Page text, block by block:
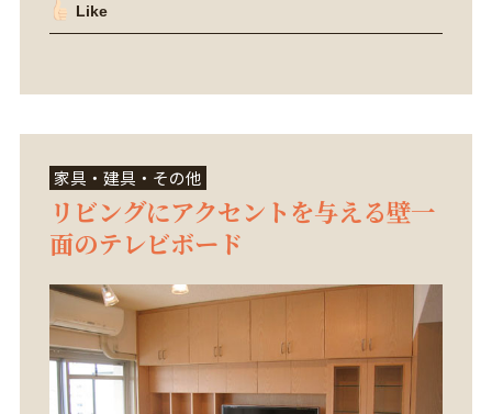
Like
家具・建具・その他
リビングにアクセントを与える壁一
面のテレビボード